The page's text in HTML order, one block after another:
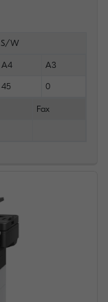
S/W
A4 A3
45 0
Fax